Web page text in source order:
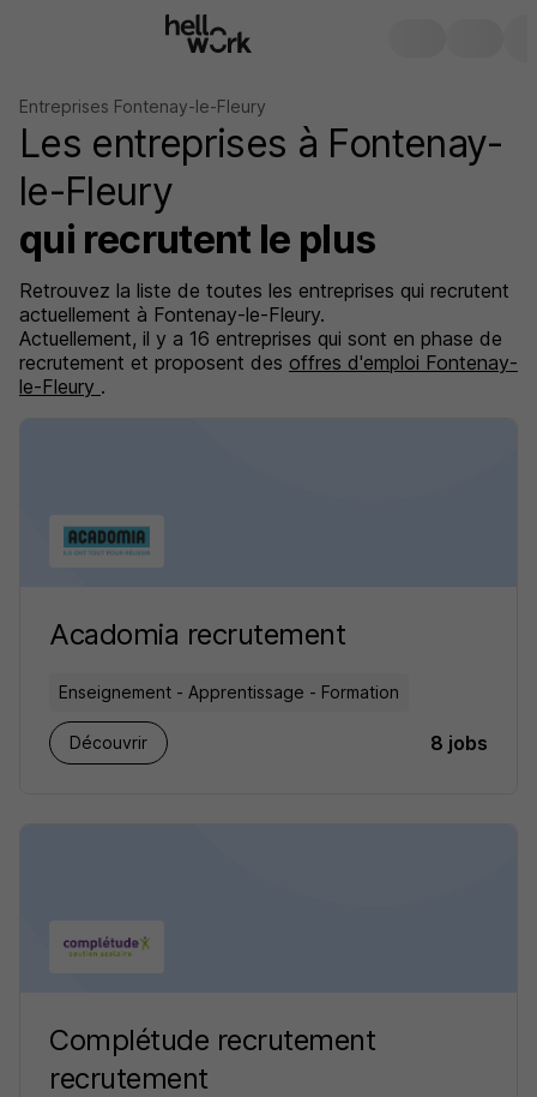
Entreprises Fontenay-le-Fleury
Les entreprises à Fontenay-
le-Fleury
qui recrutent le plus
Retrouvez la liste de toutes les entreprises qui recrutent
actuellement à Fontenay-le-Fleury.
Actuellement, il y a 16 entreprises qui sont en phase de
recrutement et proposent des offres d'emploi Fontenay-
le-Fleury .
Acadomia recrutement
Enseignement - Apprentissage - Formation
Découvrir 8 jobs
Complétude recrutement
recrutement